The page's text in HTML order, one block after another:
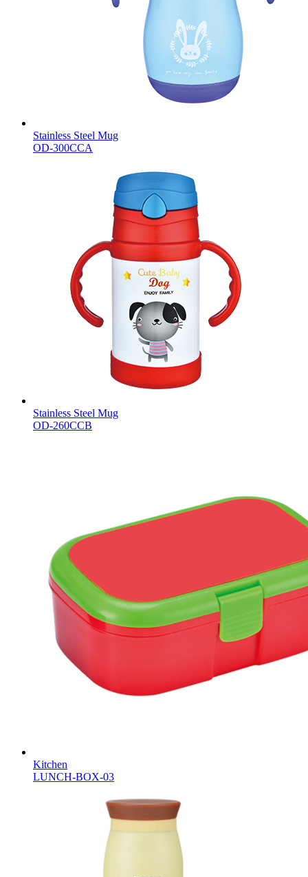
Stainless Steel Mug
OD-300CCA
Stainless Steel Mug
OD-260CCB
Kitchen
LUNCH-BOX-03